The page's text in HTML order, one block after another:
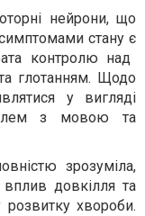
нейрони, що
стану є
а контролю над
глотанням. Щодо
у вигляді
з мовою та
зрозуміла,
довкілля та
розвитку хвороби.